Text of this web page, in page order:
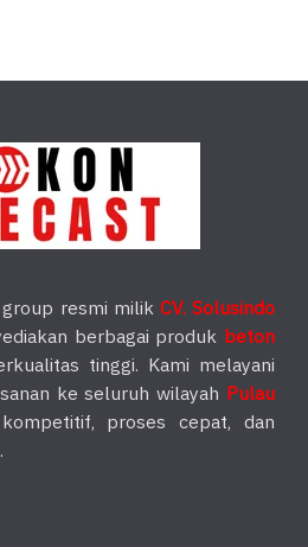
resmi milik CV. Solusindo
berbagai produk beton
tinggi. Kami melayani
ke seluruh wilayah Pulau
proses cepat, dan